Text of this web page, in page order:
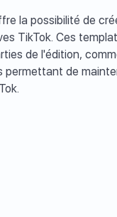
la possibilité de
TikTok. Ces
de l'édition,
permettant de